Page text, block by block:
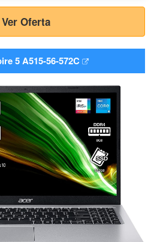
Ver Oferta
5 A515-56-572C